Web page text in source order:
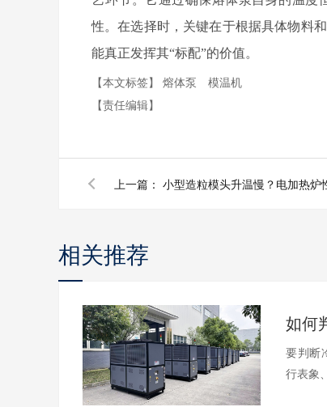
性。在选择时，关键在于根据具体物料
能真正发挥其“标配”的价值。
【本文标签】 熔体泵
模温机
【责任编辑】
上一篇：
相关推荐
要判断
行表象